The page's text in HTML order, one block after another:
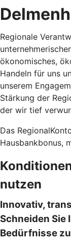
Regionale
ökonomisches,
Handeln für uns
unserem
Stärkung der
der wir tief
Das
Hausbankbonus,
nutzen
Innovativ,
Schneiden Sie
Bedürfnisse